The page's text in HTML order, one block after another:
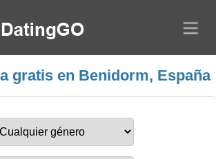
gratis en Benidorm, España